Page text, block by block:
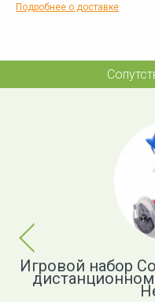
Подробнее о доставке
Previous
Игровой набор
дистанционном